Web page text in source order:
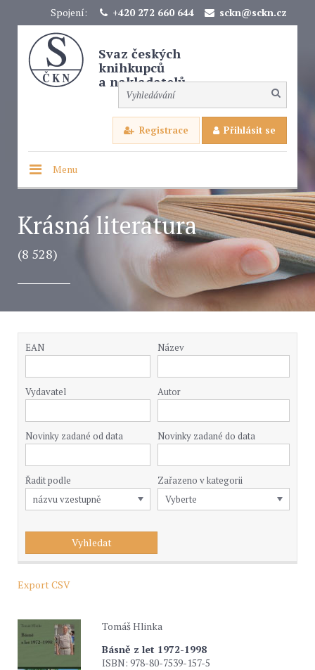
Spojení: +420 272 660 644 sckn@sckn.cz
Svaz českých
knihkupců
a nakladatelů
Registrace Přihlásit se
Menu
Krásná literatura
(8 528)
EAN Název
Vydavatel Autor
Novinky zadané od data Novinky zadané do data
Řadit podle Zařazeno v kategorii
Export CSV
Tomáš Hlinka
Básně z let 1972-1998
ISBN: 978-80-7539-157-5